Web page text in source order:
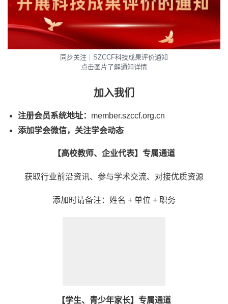
同步关注｜SZCCF科技成果评价通知
点击图片了解通知详情
加入我们
注册会员系统地址： member.szccf.org.cn
添加学会微信，关注学会动态
【高校教师、企业代表】 专属通道
获取行业前沿资讯、参与学术交流、对接优质资源
添加时请备注：姓名 + 单位 + 职务